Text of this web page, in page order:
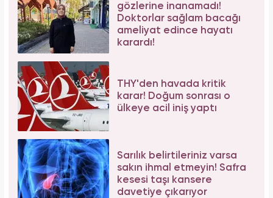
gözlerine inanamadı!
Doktorlar sağlam bacağı
ameliyat edince hayatı
karardı!
THY'den havada kritik
karar! Doğum sonrası o
ülkeye acil iniş yaptı
Sarılık belirtileriniz varsa
sakın ihmal etmeyin! Safra
kesesi taşı kansere
davetiye çıkarıyor